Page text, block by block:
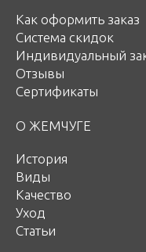
Как оформить заказ
Система скидок
Индивидуальный
Отзывы
Сертификаты
О ЖЕМЧУГЕ
История
Виды
Качество
Уход
Статьи